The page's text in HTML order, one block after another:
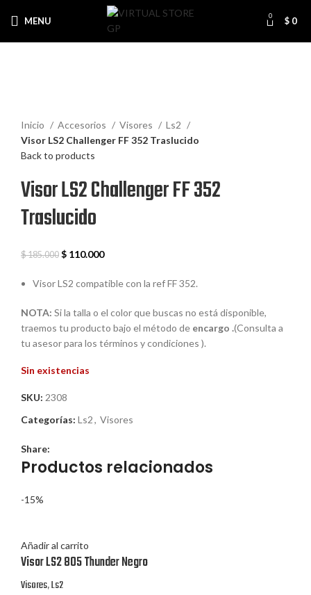
MENU 0 $ 0
Inicio
Accesorios Visores
Ls2
Visor LS2 Challenger FF 352 Traslucido
Back to products
Visor LS2 Challenger FF 352
Traslucido
$185.000 $ 110.000
Visor LS2 compatible con la ref FF 352.
NOTA: Si la talla o el color que buscas no está disponible,
traemos tu producto bajo el método de encargo .(Consulta a
tu asesor para los términos y condiciones ).
Sin existencias
SKU: 2308
Categorías: Ls2, Visores
Share:
Productos relacionados
-15%
Añadir al carrito
Visor LS2 805 Thunder Negro
Visores,Ls2